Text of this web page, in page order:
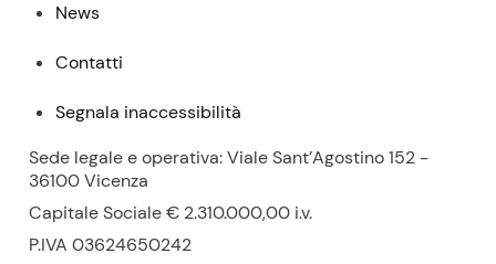
News
Contatti
Segnala inaccessibilità
Sede legale e operativa: Viale Sant’Agostino 152 -
36100 Vicenza
Capitale Sociale € 2.310.000,00 i.v.
P.IVA 03624650242